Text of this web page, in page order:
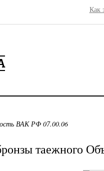
Как
ВАК РФ 07.00.06
таежного